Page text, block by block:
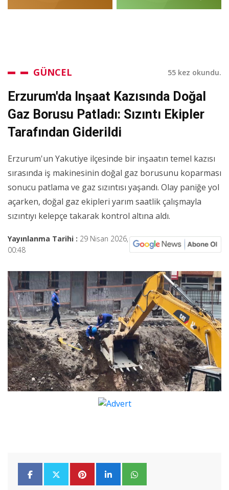
GÜNCEL 55 kez okundu.
Erzurum'da Inşaat Kazısında Doğal
Gaz Borusu Patladı: Sızıntı Ekipler
Tarafından Giderildi
Erzurum'un Yakutiye ilçesinde bir inşaatın temel kazısı
sırasında iş makinesinin doğal gaz borusunu koparması
sonucu patlama ve gaz sızıntısı yaşandı. Olay paniğe yol
açarken, doğal gaz ekipleri yarım saatlik çalışmayla
sızıntıyı kelepçe takarak kontrol altına aldı.
Yayınlanma Tarihi : 29 Nisan 2026,
00:48